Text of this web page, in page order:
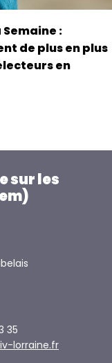
:
de plus en plus
en
sur les
35
lorraine.fr